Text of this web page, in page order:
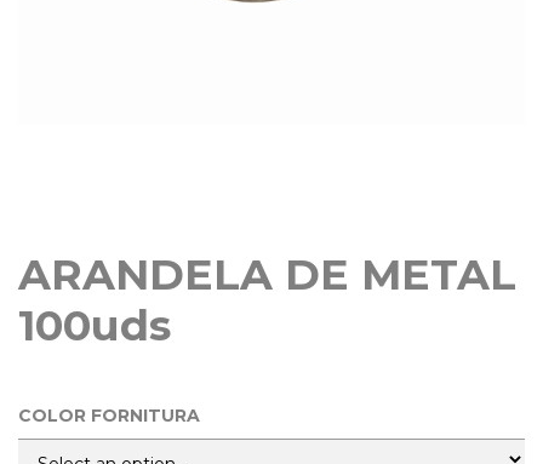
ARANDELA DE METAL
100uds
COLOR FORNITURA